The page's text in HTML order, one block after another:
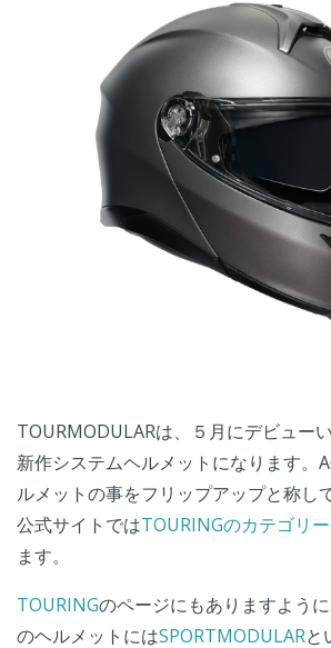
TOURMODULARは、５月にデビュー
新作システムヘルメットになります。
ルメットの事をフリップアップと称し
公式サイトではTOURINGのカテゴリー
ます。
TOURINGのページにもありますよう
のヘルメットにはSPORTMODULARと